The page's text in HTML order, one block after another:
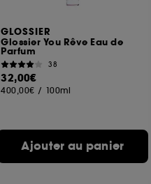
GLOSSIER
Glossier You Rêve Eau de
Parfum
38
32,00€
400,00€ / 100ml
Ajouter au panier